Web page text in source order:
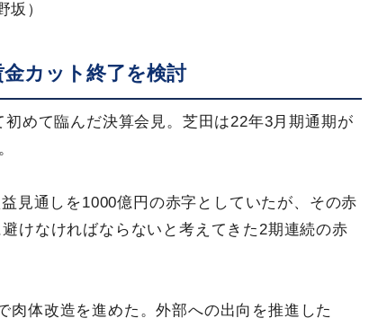
坂）
カット終了を検討
めて臨んだ決算会見。芝田は22年3月期通期が
。
見通しを1000億円の赤字としていたが、その赤
けなければならないと考えてきた2期連続の赤
肉体改造を進めた。外部への出向を推進した